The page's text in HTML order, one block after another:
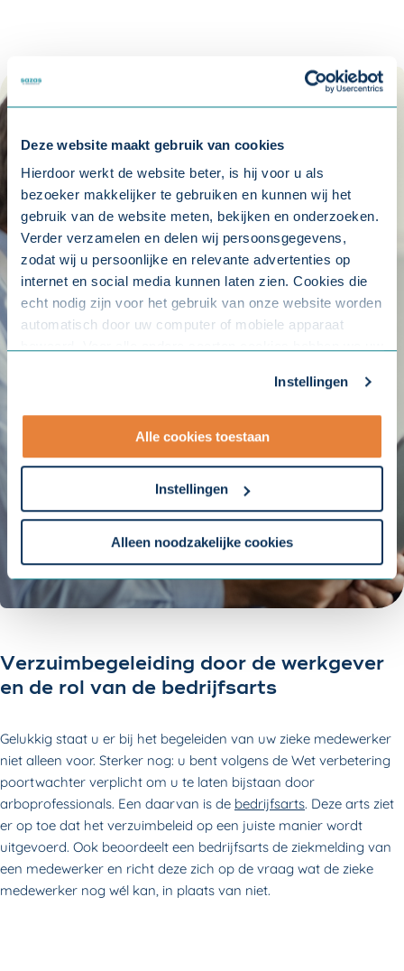
Deze website maakt gebruik van cookies
Hierdoor werkt de website beter, is hij voor u als
bezoeker makkelijker te gebruiken en kunnen wij het
gebruik van de website meten, bekijken en onderzoeken.
Verder verzamelen en delen wij persoonsgegevens,
zodat wij u persoonlijke en relevante advertenties op
internet en social media kunnen laten zien. Cookies die
echt nodig zijn voor het gebruik van onze website worden
automatisch door uw computer of mobiele apparaat
aanpassen. Met uw toestemming delen wij uw gegevens
- Lees hier onzeprivacyverklaringen onze
Om uw toestemmingsvoorkeur te wijzigen, klikt u op
Instellingen
Alle cookies toestaan
Instellingen
Alleen noodzakelijke cookies
Verzuimbegeleiding door de werkgever
en de rol van de bedrijfsarts
Gelukkig staat u er bij het begeleiden van uw zieke medewerker
niet alleen voor. Sterker nog: u bent volgens de Wet verbetering
poortwachter verplicht om u te laten bijstaan door
arboprofessionals. Een daarvan is de bedrijfsarts. Deze arts ziet
er op toe dat het verzuimbeleid op een juiste manier wordt
uitgevoerd. Ook beoordeelt een bedrijfsarts de ziekmelding van
een medewerker en richt deze zich op de vraag wat de zieke
medewerker nog wél kan, in plaats van niet.